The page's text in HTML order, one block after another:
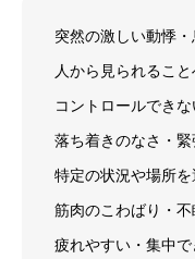
突然の激しい動悸・
人から見られるこ
コントロールでき
落ち着きのなさ・緊
特定の状況や場所を
筋肉のこわばり・不
疲れやすい・集中